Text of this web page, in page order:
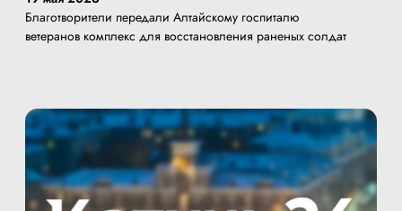
Благотворители передали Алтайскому госпиталю
ветеранов комплекс для восстановления раненых солдат